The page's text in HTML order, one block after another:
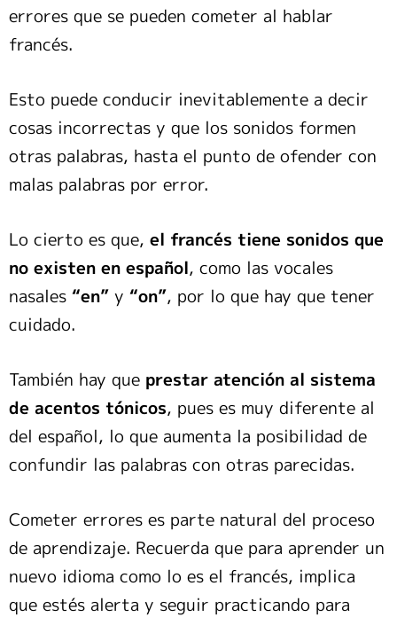
errores que se pueden cometer al hablar
francés.
Esto puede conducir inevitablemente a decir
cosas incorrectas y que los sonidos formen
otras palabras, hasta el punto de ofender con
malas palabras por error.
Lo cierto es que, el francés tiene sonidos que
no existen en español, como las vocales
nasales “en” y “on”, por lo que hay que tener
cuidado.
También hay que prestar atención al sistema
de acentos tónicos, pues es muy diferente al
del español, lo que aumenta la posibilidad de
confundir las palabras con otras parecidas.
Cometer errores es parte natural del proceso
de aprendizaje. Recuerda que para aprender un
nuevo idioma como lo es el francés, implica
que estés alerta y seguir practicando para